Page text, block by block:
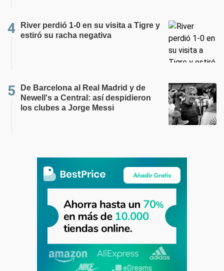
River perdió 1-0 en su visita a Tigre y
estiró su racha negativa
De Barcelona al Real Madrid y de
Newell's a Central: así despidieron
los clubes a Jorge Messi